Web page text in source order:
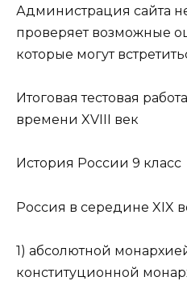
Администрация сайта
проверяет возможные
которые могут
Итоговая тестовая
времени XVIII век
История России 9 класс
Россия в середине XIX
1) абсолютной
конституционной